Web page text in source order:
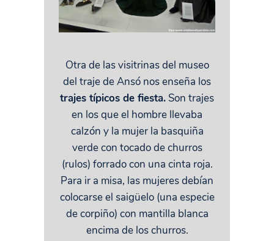
Otra de las visitrinas del museo
del traje de Ansó nos enseña los
trajes típicos de fiesta. Son trajes
en los que el hombre llevaba
calzón y la mujer la basquiña
verde con tocado de churros
(rulos) forrado con una cinta roja.
Para ir a misa, las mujeres debían
colocarse el saigüelo (una especie
de corpiño) con mantilla blanca
encima de los churros.